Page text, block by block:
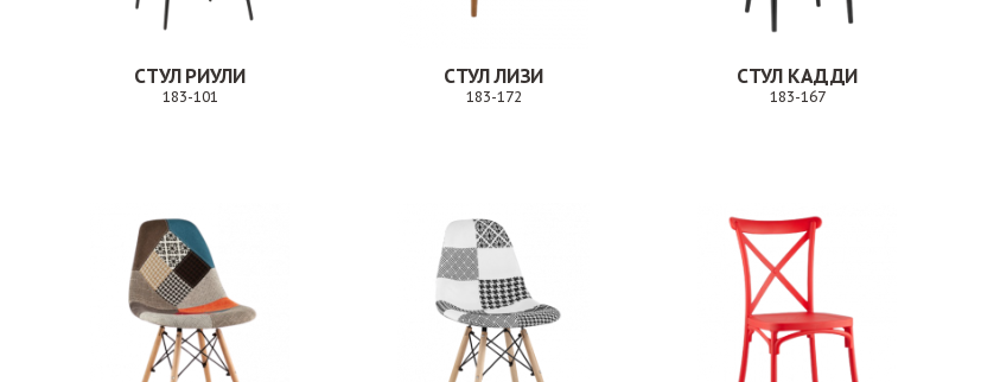
СТУЛ РИУЛИ
183-101
СТУЛ ЛИЗИ
183-172
СТУЛ КАДДИ
183-167